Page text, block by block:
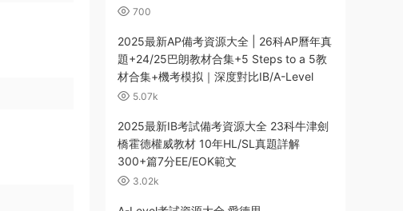
700
2025最新AP備考資源大全 | 26科AP曆年真
題+24/25巴朗教材合集+5 Steps to a 5教
材合集+機考模拟｜深度對比IB/A-Level
5.07k
2025最新IB考試備考資源大全 23科牛津劍
橋霍德權威教材 10年HL/SL真題詳解
300+篇7分EE/EOK範文
3.02k